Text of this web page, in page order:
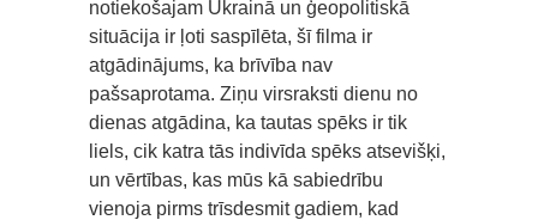
notiekošajam Ukrainā un ģeopolitiskā
situācija ir ļoti saspīlēta, šī filma ir
atgādinājums, ka brīvība nav
pašsaprotama. Ziņu virsraksti dienu no
dienas atgādina, ka tautas spēks ir tik
liels, cik katra tās indivīda spēks atsevišķi,
un vērtības, kas mūs kā sabiedrību
vienoja pirms trīsdesmit gadiem, kad